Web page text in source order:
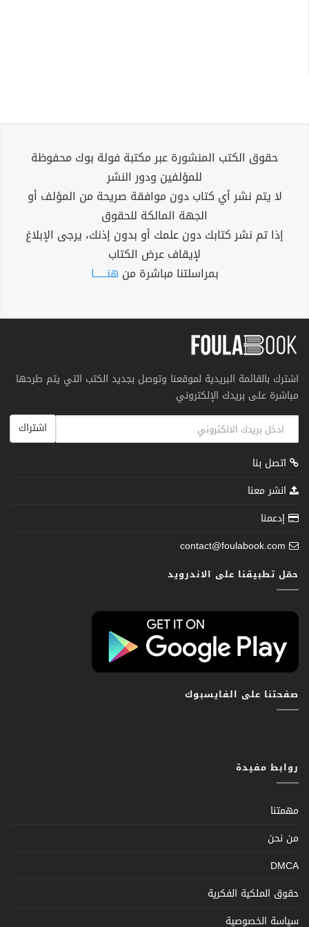
حقوق الكتب المنشورة عبر مكتبة فولة بوك محفوظة
للمؤلفين ودور النشر
لا يتم نشر أي كتاب دون موافقة صريحة من المؤلف أو
الجهة المالكة للحقوق
إذا تم نشر كتابك دون علمك أو بدون إذنك، يرجى الإبلاغ
لإيقاف عرض الكتاب
بمراسلتنا مباشرة من هنــــــا
اشترك بالقائمة البريدية لموقعنا وتوصل بجديد الكتب التي يتم طرحها
مباشرة على بريدك الإلكتروني
اشتراك
اتصل بنا
انشر معنا
إدعمنا
contact@foulabook.com
حمّل تطبيقنا على الاندرويد
صفحتنا على الفايسبوك
روابط مفيدة
مهمتنا
من نحن
DMCA
حقوق الملكية الفكرية
سياسة الخصوصية